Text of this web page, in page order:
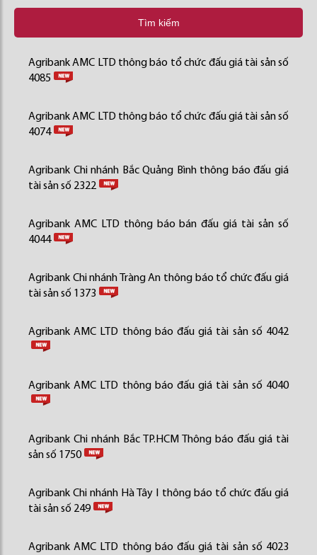
Tìm kiếm
Agribank AMC LTD thông báo tổ chức đấu giá tài sản số
4085
Agribank AMC LTD thông báo tổ chức đấu giá tài sản số
4074
Agribank Chi nhánh Bắc Quảng Bình thông báo đấu giá
tài sản số 2322
Agribank AMC LTD thông báo bán đấu giá tài sản số
4044
Agribank Chi nhánh Tràng An thông báo tổ chức đấu giá
tài sản số 1373
Agribank AMC LTD thông báo đấu giá tài sản số 4042
Agribank AMC LTD thông báo đấu giá tài sản số 4040
Agribank Chi nhánh Bắc TP.HCM Thông báo đấu giá tài
sản số 1750
Agribank Chi nhánh Hà Tây I thông báo tổ chức đấu giá
tài sản số 249
Agribank AMC LTD thông báo đấu giá tài sản số 4023